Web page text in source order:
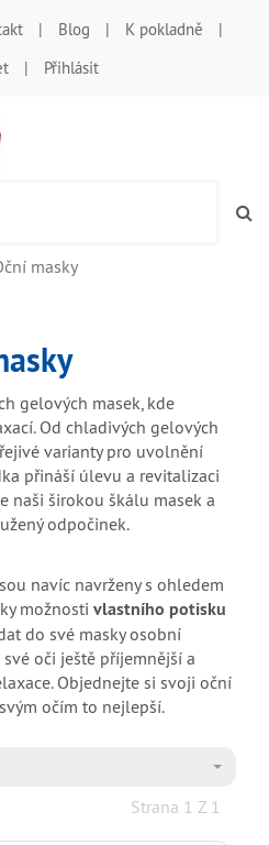
Blog
K pokladně
Přihlásit
masky
gelových masek, kde
Od chladivých gelových
varianty pro uvolnění
přináší úlevu a revitalizaci
naši širokou škálu masek a
odpočinek.
navíc navrženy s ohledem
možnosti vlastního potisku
do své masky osobní
oči ještě příjemnější a
Objednejte si svoji oční
očím to nejlepší.
Strana 1 Z 1